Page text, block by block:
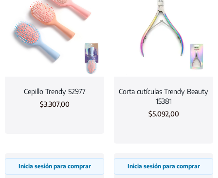
Cepillo Trendy 52977
$3.307,00
Corta cutículas Trendy Beauty
15381
$5.092,00
Inicia sesión para comprar Inicia sesión para comprar